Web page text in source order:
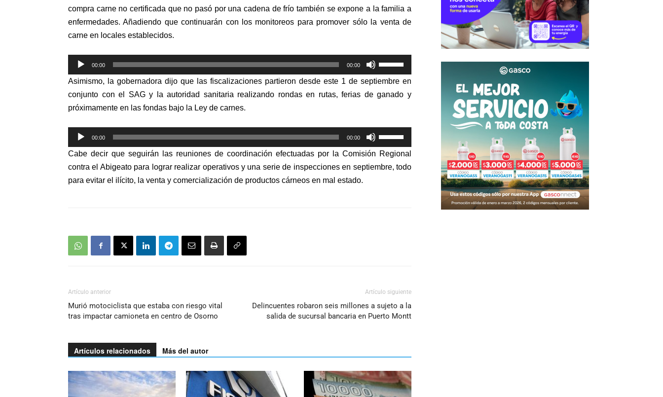
compra carne no certificada que no pasó por una cadena de frío también se expone a la familia a
enfermedades. Añadiendo que continuarán con los monitoreos para promover sólo la venta de
carne en locales establecidos.
Reproductor
de
audio
00:00 00:00
las
teclas
de
para
aumentar
o
Asimismo, la gobernadora dijo que las fiscalizaciones partieron desde este 1 de septiembre en
conjunto con el SAG y la autoridad sanitaria realizando rondas en rutas, ferias de ganado y
próximamente en las fondas bajo la Ley de carnes.
Reproductor
de
audio
00:00 00:00
las
teclas
de
Cabe decir que seguirán
las reuniones de coordinación efectuadas por la Comisión Regional
contra el Abigeato para lograr realizar operativos y una serie de inspecciones en septiembre, todo
para evitar el ilícito, la venta y comercialización de productos cárneos en mal estado.
Artículo anterior
Murió motociclista que estaba con riesgo vital
tras impactar camioneta en centro de Osorno
Artículo siguiente
Delincuentes robaron seis millones a sujeto a la
salida de sucursal bancaria en Puerto Montt
Artículos relacionados Más del autor